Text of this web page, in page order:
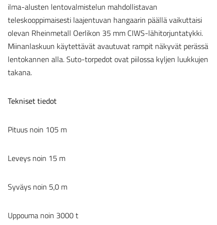
ilma-alusten lentovalmistelun mahdollistavan
teleskooppimaisesti laajentuvan hangaarin päällä vaikuttaisi
olevan Rheinmetall Oerlikon 35 mm CIWS-lähitorjuntatykki.
Miinanlaskuun käytettävät avautuvat rampit näkyvät perässä
lentokannen alla. Suto-torpedot ovat piilossa kyljen luukkujen
takana.
Tekniset tiedot
Pituus noin 105 m
Leveys noin 15 m
Syväys noin 5,0 m
Uppouma noin 3000 t